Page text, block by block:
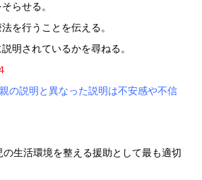
らせる。
を行うことを伝える。
明されているかを尋ねる。
説明と異なった説明は不安感や不信
生活環境を整える援助として最も適切